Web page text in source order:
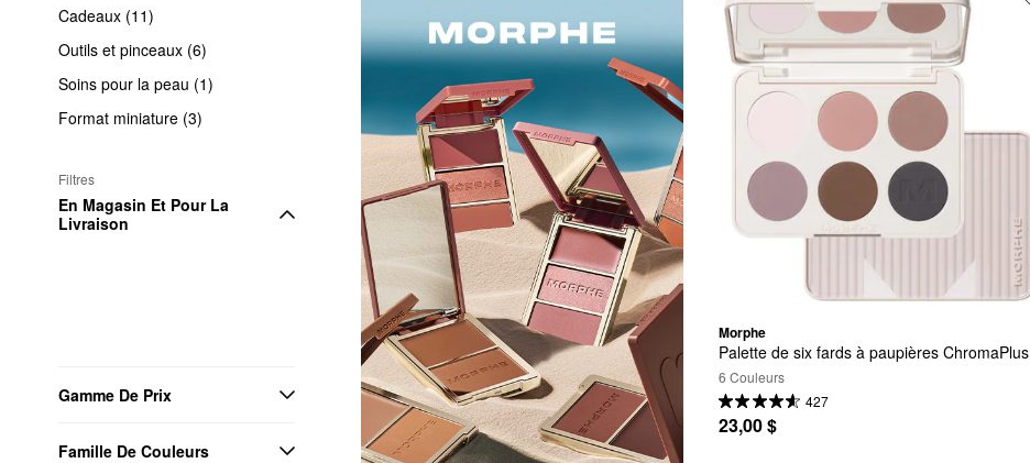
Cadeaux (11)
Outils et pinceaux (6)
Soins pour la peau (1)
Format miniature (3)
Filtres
En Magasin Et Pour La
Livraison
Gamme De Prix
Famille De Couleurs
Morphe
Palette de six fards à paupières ChromaPlus
6 Couleurs
427
23,00 $